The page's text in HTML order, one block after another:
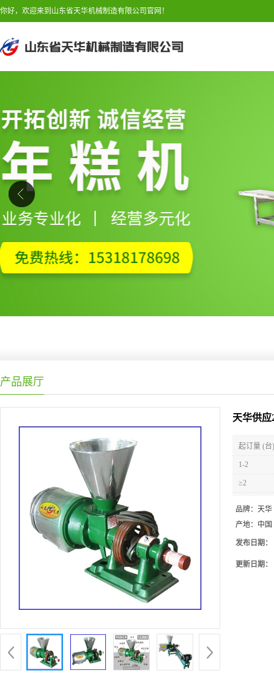
你好，欢迎来到山东省天华机械制造有限公司官网！
产品展厅
天华供
起订量 (台)
1-2
≥2
品牌： 天华
产地： 中国
发布日期：
更新日期：